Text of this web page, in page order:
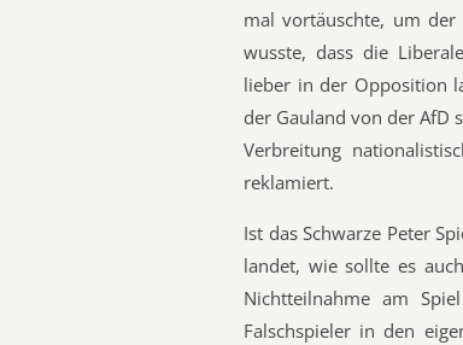
mal vortäuschte, um der
wusste, dass die
lieber in der Opposition
der Gauland von der AfD
Verbreitung
reklamiert.
Ist das Schwarze Peter
landet, wie sollte es
Nichtteilnahme am
Falschspieler in den